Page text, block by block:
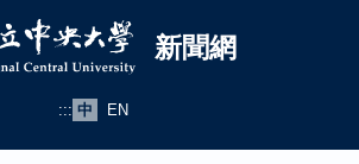
新聞網
新聞網
::: 中 EN